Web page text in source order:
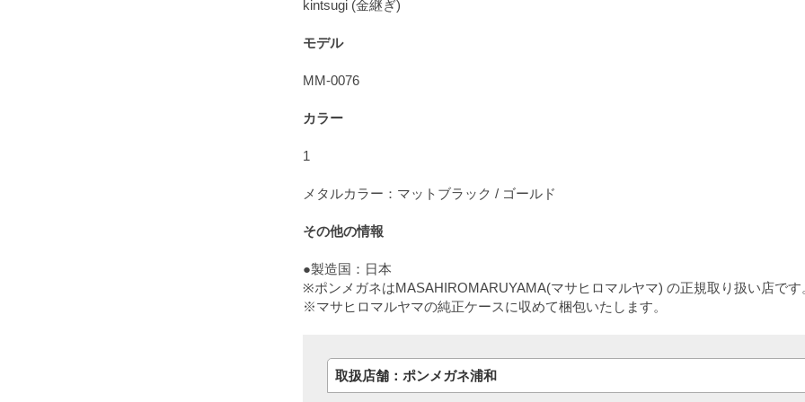
kintsugi (金継ぎ)
モデル
MM-0076
カラー
1
メタルカラー：マットブラック / ゴールド
その他の情報
●製造国：日本
※ポンメガネはMASAHIROMARUYAMA(マサヒロマルヤマ) の正規取り扱い店です
※マサヒロマルヤマの純正ケースに収めて梱包いたします。
取扱店舗：ポンメガネ浦和